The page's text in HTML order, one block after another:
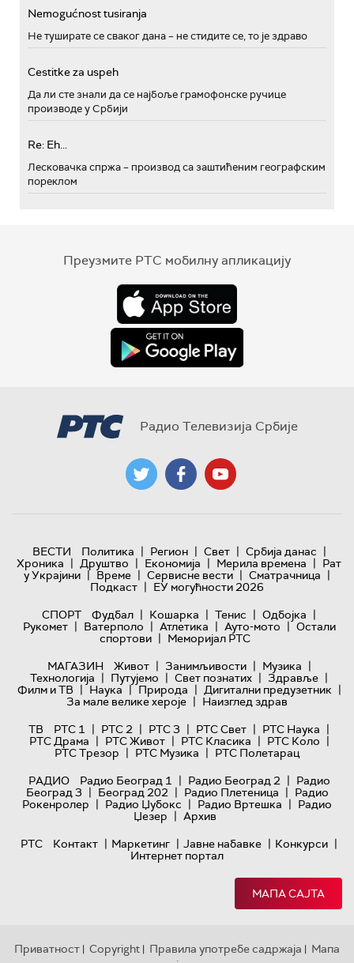
Nemogućnost tusiranja
Не туширате се сваког дана – не стидите се, то је здраво
Cestitke za uspeh
Да ли сте знали да се најбоље грамофонске ручице
производе у Србији
Re: Eh...
Лесковачка спржа – производ са заштићеним географским
пореклом
Преузмите РТС мобилну апликацију
Радио Телевизија Србије
ВЕСТИ Политика | Регион | Свет | Србија данас |
Хроника | Друштво | Економија | Мерила времена | Рат
у Украјини | Време | Сервисне вести | Сматрачница |
Подкаст | ЕУ могућности 2026
СПОРТ
Фудбал | Кошарка | Тенис | Одбојка |
Рукомет | Ватерполо | Атлетика | Ауто-мото | Остали
спортови | Меморијал РТС
МАГАЗИН
Живот | Занимљивости | Музика |
Технологијa | Путујемо | Свет познатих | Здравље |
Филм и ТВ | Наука | Природа | Дигитални предузетник |
За мале велике хероје | Наизглед здрав
ТВ
РТС 1 | РТС 2 | РТС 3 | РТС Свет | РТС Наука |
РТС Драма | РТС Живот | РТС Класика | РТС Коло |
РТС Трезор | РТС Музика | РТС Полетарац
РАДИО
Радио Београд 1 | Радио Београд 2 | Радио
Београд 3 | Београд 202 | Радио Плетеница | Радио
Рокенролер | Радио Џубокс | Радио Вртешка | Радио
Џезер | Архив
РТС
Контакт | Маркетинг | Јавне набавке | Конкурси |
Интернет портал
МАПА САЈТА
Приватност | Copyright | Правила употребе садржаја | Мапа